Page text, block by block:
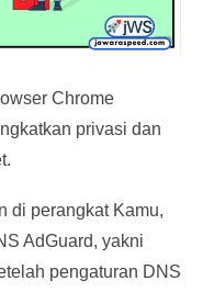
Chrome
privasi dan
di perangkat Kamu,
AdGuard, yakni
pengaturan DNS